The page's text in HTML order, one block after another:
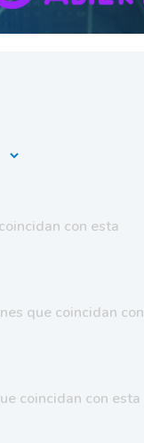
con esta
que coincidan con
coincidan con esta